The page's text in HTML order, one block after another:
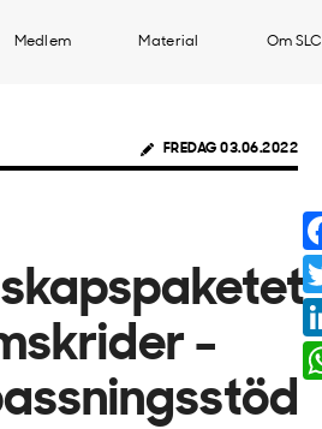
Medlem Material Om SLC
FREDAG 03.06.2022
-